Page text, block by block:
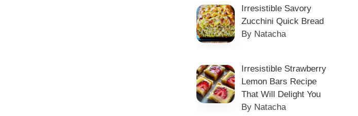
Irresistible Savory
Zucchini Quick Bread
By Natacha
Irresistible Strawberry
Lemon Bars Recipe
That Will Delight You
By Natacha